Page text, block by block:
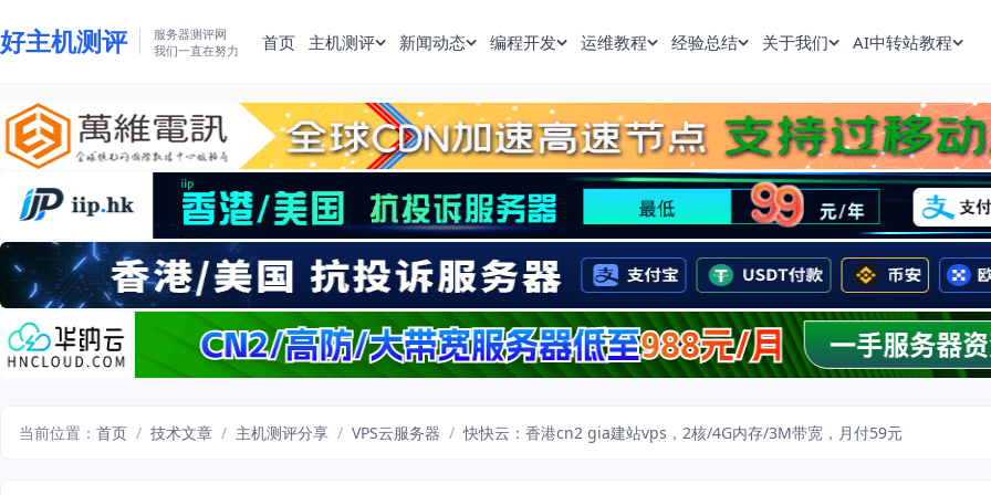
好主机测评
服务器测评网
我们一直在努力
首页 主机测评 新闻动态 编程开发 运维教程 经验总结 关于我们 AI中转站教程
当前位置： 首页 / 技术文章 / 主机测评分享 / VPS云服务器 / 快快云：香港cn2 gia建站vps，2核/4G内存/3M带宽，月付59元